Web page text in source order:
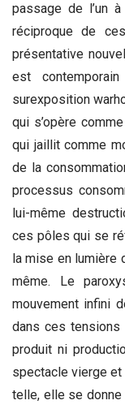
passage de l’un à
réciproque de
présentative
est
surexposition
qui s’opère
qui jaillit comme
de la
processus
lui-même
ces pôles qui se
la mise en lumière
même. Le
mouvement infini
dans ces tensions
produit ni
spectacle vierge et
telle, elle se